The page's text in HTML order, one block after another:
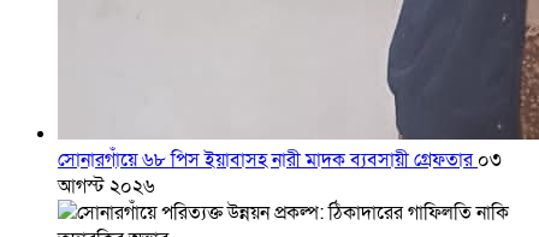
সোনারগাঁয়ে ৬৮ পিস ইয়াবাসহ নারী মাদক ব্যবসায়ী গ্রেফতার০৩
আগস্ট ২০২৬